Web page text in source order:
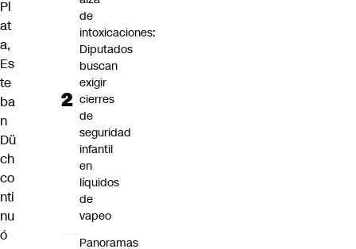
Pl
at
a,
Es
te
ba
n
Dü
ch
co
nti
nu
ó
de
intoxicaciones:
Diputados
buscan
exigir
cierres
de
seguridad
infantil
en
líquidos
de
vapeo
Panoramas